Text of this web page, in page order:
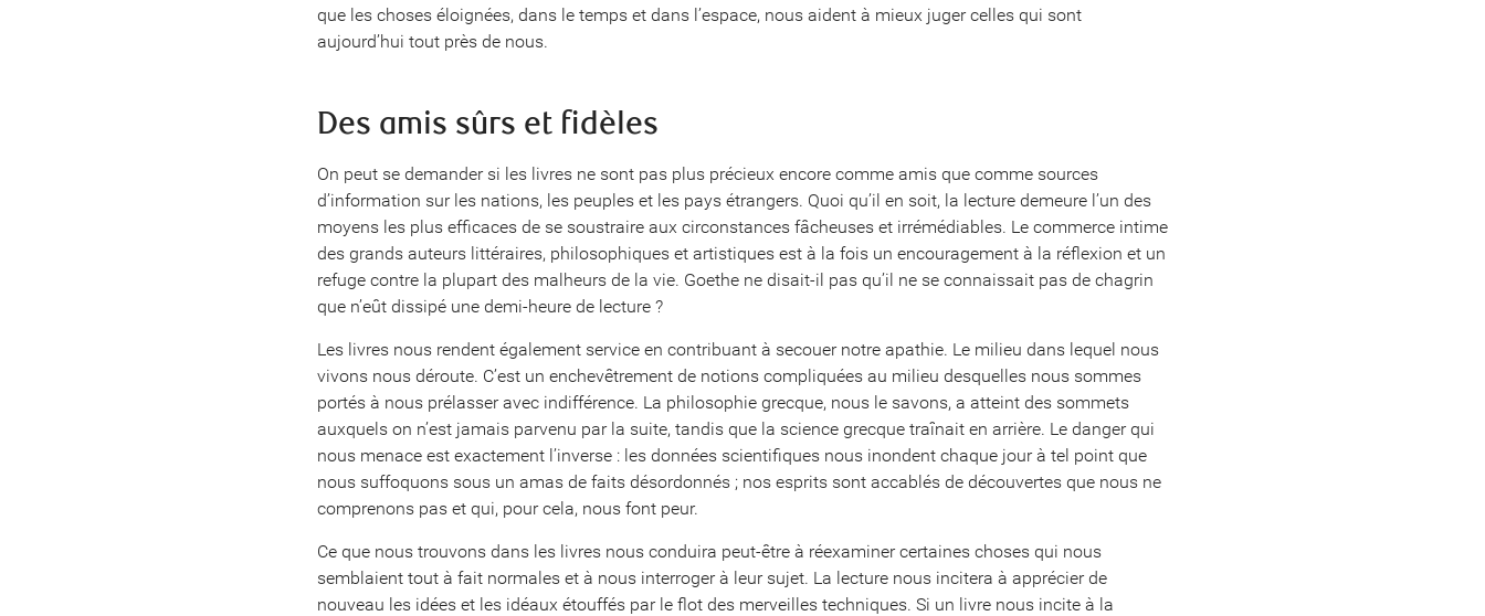
que les choses éloignées, dans le temps et dans l’espace, nous aident à mieux juger celles qui sont
aujourd’hui tout près de nous.
Des amis sûrs et fidèles
On peut se demander si les livres ne sont pas plus précieux encore comme amis que comme sources
d’information sur les nations, les peuples et les pays étrangers. Quoi qu’il en soit, la lecture demeure l’un des
moyens les plus efficaces de se soustraire aux circonstances fâcheuses et irrémédiables. Le commerce intime
des grands auteurs littéraires, philosophiques et artistiques est à la fois un encouragement à la réflexion et un
refuge contre la plupart des malheurs de la vie. Goethe ne disait-il pas qu’il ne se connaissait pas de chagrin
que n’eût dissipé une demi-heure de lecture ?
Les livres nous rendent également service en contribuant à secouer notre apathie. Le milieu dans lequel nous
vivons nous déroute. C’est un enchevêtrement de notions compliquées au milieu desquelles nous sommes
portés à nous prélasser avec indifférence. La philosophie grecque, nous le savons, a atteint des sommets
auxquels on n’est jamais parvenu par la suite, tandis que la science grecque traînait en arrière. Le danger qui
nous menace est exactement l’inverse : les données scientifiques nous inondent chaque jour à tel point que
nous suffoquons sous un amas de faits désordonnés ; nos esprits sont accablés de découvertes que nous ne
comprenons pas et qui, pour cela, nous font peur.
Ce que nous trouvons dans les livres nous conduira peut-être à réexaminer certaines choses qui nous
semblaient tout à fait normales et à nous interroger à leur sujet. La lecture nous incitera à apprécier de
nouveau les idées et les idéaux étouffés par le flot des merveilles techniques. Si un livre nous incite à la